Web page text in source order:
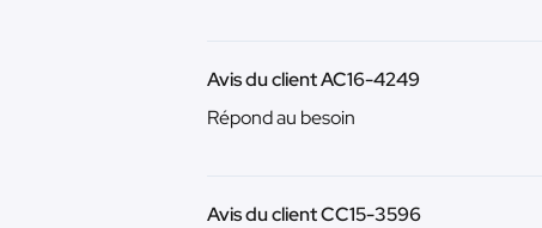
Avis du client AC16-4249
Répond au besoin
Avis du client CC15-3596